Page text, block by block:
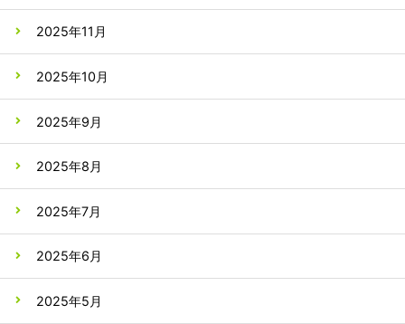
2025年11月
2025年10月
2025年9月
2025年8月
2025年7月
2025年6月
2025年5月